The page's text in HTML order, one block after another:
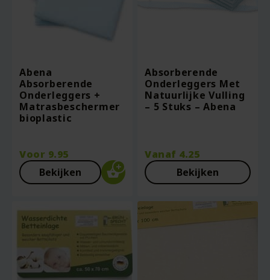
Abena
Absorberende
Onderleggers +
Matrasbeschermer
bioplastic
Voor 9.95
Bekijken
Absorberende
Onderleggers Met
Natuurlijke Vulling
– 5 Stuks – Abena
Vanaf 4.25
Bekijken